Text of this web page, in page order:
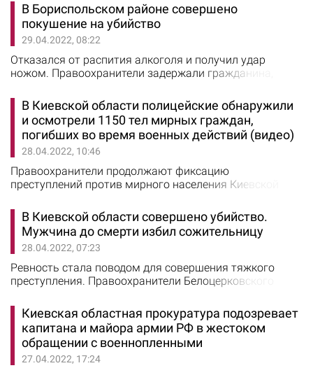
В Бориспольском районе совершено
покушение на убийство
29.04.2022, 08:22
Отказался от распития алкоголя и получил удар
ножом. Правоохранители задержали гражданина,
знакомому. Об этом сообщили в полиции Киевской
области. Преступление было совершено 26 апреля, в
селе Большая Александровка, 48-летний мужчина из-
за конфликта дважды ударил 36-летнего знакомого
ножом в шею, после чего отправился спать.…
В Киевской области полицейские обнаружили
и осмотрели 1150 тел мирных граждан,
погибших во время военных действий (видео)
28.04.2022, 10:46
Правоохранители продолжают фиксацию
преступлений против мирного населения Киевской
областном управлении НП. 27 апреля начальник
полиции Киевской области Андрей Небытов посетил
село Мощун. "На Киевщине по результатам
проведения отработки полицейские обнаружили и
осмотрели 1 150 тел погибших гражданских лиц.
Найденные…
В Киевской области совершено убийство.
Мужчина до смерти избил сожительницу
28.04.2022, 07:23
Ревность стала поводом для совершения тяжкого
преступления. Правоохранители Белоцерковского
подозревается в убийстве сожительницы. Об этом 27
апреля сообщили в полиции Киевской области.
Убийство было совершено в городе Узин. Во время
конфликта на почве ревности мужчина несколько раз
ударил кулаком свою 44-летнюю гражданскую жену.…
Киевская областная прокуратура подозревает
капитана и майора армии РФ в жестоком
обращении с военнопленными
27.04.2022, 17:24